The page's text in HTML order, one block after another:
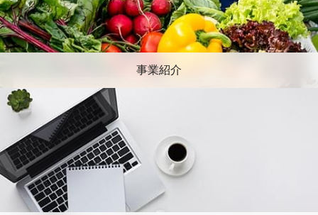
事業紹介